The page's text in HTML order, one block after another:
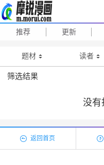
推荐 更新
题材 读者
筛选结果
没有
返回首页